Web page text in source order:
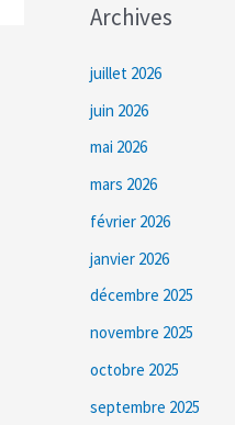
Archives
juillet 2026
juin 2026
mai 2026
mars 2026
février 2026
janvier 2026
décembre 2025
novembre 2025
octobre 2025
septembre 2025